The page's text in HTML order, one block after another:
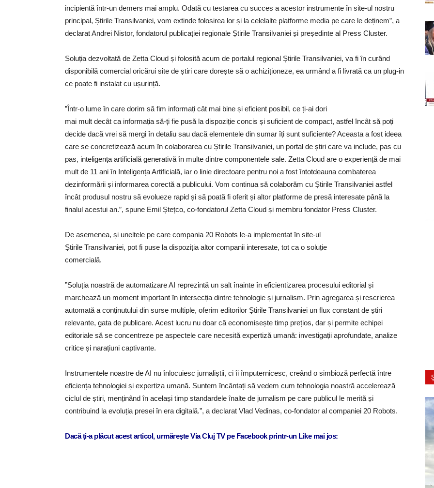
incipientă într-un demers mai amplu. Odată cu testarea cu succes a acestor instrumente în site-ul nostru
principal, Știrile Transilvaniei, vom extinde folosirea lor și la celelalte platforme media pe care le deținem”, a
declarat Andrei Nistor, fondatorul publicației regionale Știrile Transilvaniei și președinte al Press Cluster.
Soluția dezvoltată de Zetta Cloud și folosită acum de portalul regional Știrile Transilvaniei, va fi în curând
disponibilă comercial oricărui site de știri care dorește să o achiziționeze, ea urmând a fi livrată ca un plug-in
ce poate fi instalat cu ușurință.
”Într-o lume în care dorim să fim informați cât mai bine și eficient posibil, ce ți-ai dori
mai mult decât ca informația să-ți fie pusă la dispoziție concis și suficient de compact, astfel încât să poți
decide dacă vrei să mergi în detaliu sau dacă elementele din sumar îți sunt suficiente? Aceasta a fost ideea
care se concretizează acum în colaborarea cu Știrile Transilvaniei, un portal de știri care va include, pas cu
pas, inteligența artificială generativă în multe dintre componentele sale. Zetta Cloud are o experiență de mai
mult de 11 ani în Inteligența Artificială, iar o linie directoare pentru noi a fost întotdeauna combaterea
dezinformării și informarea corectă a publicului. Vom continua să colaborăm cu Știrile Transilvaniei astfel
încât produsul nostru să evolueze rapid și să poată fi oferit și altor platforme de presă interesate până la
finalul acestui an.”, spune Emil Ștețco, co-fondatorul Zetta Cloud și membru fondator Press Cluster.
De asemenea, și uneltele pe care compania 20 Robots le-a implementat în site-ul
Știrile Transilvaniei, pot fi puse la dispoziția altor companii interesate, tot ca o soluție
comercială.
”Soluția noastră de automatizare AI reprezintă un salt înainte în eficientizarea procesului editorial și
marchează un moment important în intersecția dintre tehnologie și jurnalism. Prin agregarea și rescrierea
automată a conținutului din surse multiple, oferim editorilor Știrile Transilvaniei un flux constant de știri
relevante, gata de publicare. Acest lucru nu doar că economisește timp prețios, dar și permite echipei
editoriale să se concentreze pe aspectele care necesită expertiză umană: investigații aprofundate, analize
critice și narațiuni captivante.
Instrumentele noastre de AI nu înlocuiesc jurnaliștii, ci îi împuternicesc, creând o simbioză perfectă între
eficiența tehnologiei și expertiza umană. Suntem încântați să vedem cum tehnologia noastră accelerează
ciclul de știri, menținând în același timp standardele înalte de jurnalism pe care publicul le merită și
contribuind la evoluția presei în era digitală.”, a declarat Vlad Vedinas, co-fondator al companiei 20 Robots.
Dacă ţi-a plăcut acest articol, urmăreşte Via Cluj TV pe Facebook printr-un Like mai jos: